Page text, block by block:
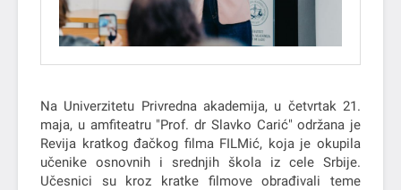
Na Univerzitetu Privredna akademija, u četvrtak 21.
maja, u amfiteatru "Prof. dr Slavko Carić" održana je
Revija kratkog đačkog filma FILMić, koja je okupila
učenike osnovnih i srednjih škola iz cele Srbije.
Učesnici su kroz kratke filmove obrađivali teme